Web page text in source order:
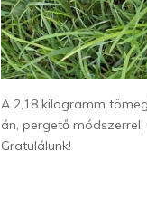
A 2,18 kilogramm
án, pergető
Gratulálunk!